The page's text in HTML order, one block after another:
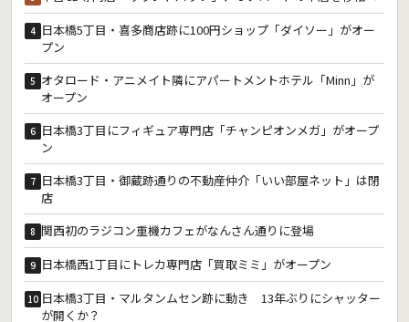
4 日本橋5丁目・喜多商店跡に100円ショップ「ダイソー」がオー
プン
5 オタロード・アニメイト隣にアパートメントホテル「Minn」が
オープン
6 日本橋3丁目にフィギュア専門店「チャンピオンメガ」がオープ
ン
7 日本橋3丁目・御蔵跡通りの不動産仲介「いい部屋ネット」は閉
店
8 関西初のラジコン重機カフェがなんさん通りに登場
9 日本橋西1丁目にトレカ専門店「買取ミミ」がオープン
10 日本橋3丁目・マルタンムセン跡に動き 13年ぶりにシャッター
が開くか？